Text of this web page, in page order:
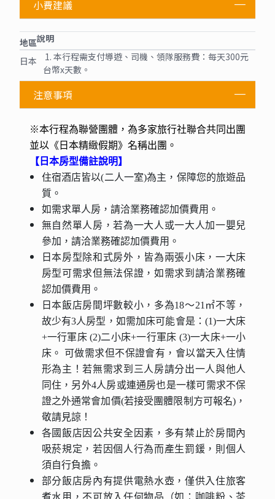
小費建議
地區說明
日本
1. 本行程需支付導遊、司機、領隊服務費：每天300元
台幣x天數。
注意事項
※本行程為聯營團體，為多家旅行社聯合共同出團
並以《日本精緻假期》名稱出團。
【日本房型備註說明】
住宿酒店皆以(二人一室)為主，保障您的旅遊品
質。
如需求單人房，請洽業務確認加價費用。
無自然單人房，若為一大人或一大人加一嬰兒
參加，請洽業務確認加價費用。
日本房型除和式房外，皆為兩張小床，一大床
房型可需求但無法保證，如需求到請洽業務確
認加價費用。
日本飯店房間坪數較小，多為18～21㎡不等，
故少有3人房型，如需加床可能會是：(1)一大床
+一行軍床 (2)二小床+一行軍床 (3)一大床+一小
床。 可做需求但不保證會有，會以當天入住情
形為主！若無需求到三人房請分出一人與他人
同住，另外4人房或連通房也是一樣可需求不保
證之外通常會加價(若接受團體限制方可報名)，
敬請見諒！
各國飯店因公共安全因素，多有禁止於房間內
吸菸規定，若因個人行為而產生罰鍰，則個人
須自行負擔。
部分飯店房內有提供電熱水壺，僅供入住旅客
煮水用，不可放入任何物品（如：咖啡粉、茶